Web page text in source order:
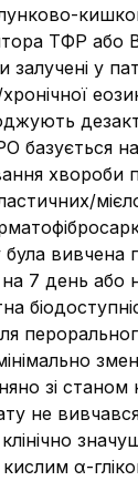
ТФР або
залучені у
базується
хвороби
вивчена
7 день або
зі
не
α-